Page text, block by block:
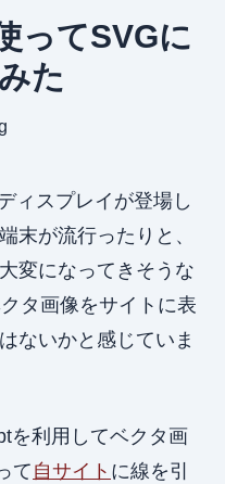
ってSVGに
た
ィスプレイが登場し
末が流行ったりと、
変になってきそうな
タ画像をサイトに表
ないかと感じていま
を利用してベクタ画
て 自サイト に線を引